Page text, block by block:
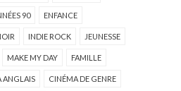
90 ENFANCE
INDIE ROCK JEUNESSE
MAKE MY DAY FAMILLE
ANGLAIS CINÉMA DE GENRE